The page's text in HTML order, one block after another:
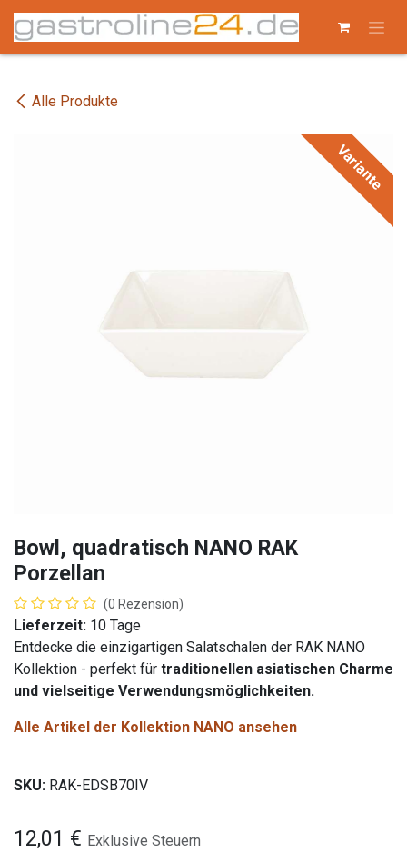
Zum Inhalt springen
Alle Produkte
Variante
Bowl, quadratisch NANO RAK
Porzellan
(0 Rezension)
Lieferzeit: 10 Tage
Entdecke die einzigartigen Salatschalen der RAK NANO
Kollektion - perfekt für traditionellen asiatischen Charme
und vielseitige Verwendungsmöglichkeiten.
Alle Artikel der Kollektion NANO ansehen
SKU: RAK-EDSB70IV
12,01 € Exklusive Steuern